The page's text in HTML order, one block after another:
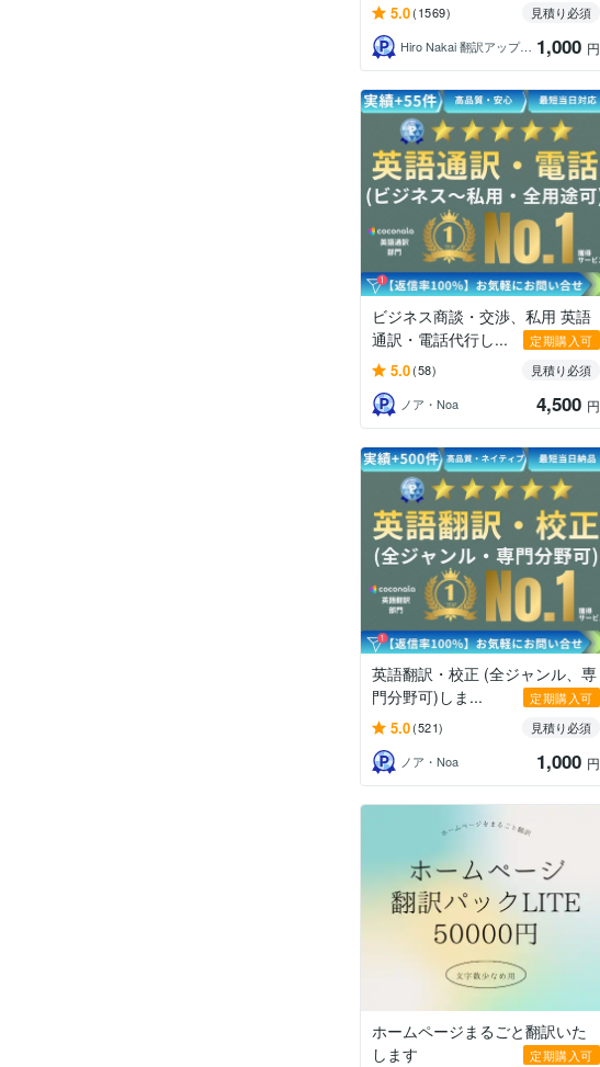
5.0(1569)
見積り必須
Hiro Nakai 翻訳アップデート
1,000 円
ビジネス商談・交渉、私用 英語
通訳・電話代行し...
定期購入可
5.0(58)
見積り必須
ノア・Noa
4,500 円
英語翻訳・校正 (全ジャンル、専
門分野可)しま...
定期購入可
5.0(521)
見積り必須
ノア・Noa
1,000 円
ホームページまるごと翻訳いた
します
定期購入可